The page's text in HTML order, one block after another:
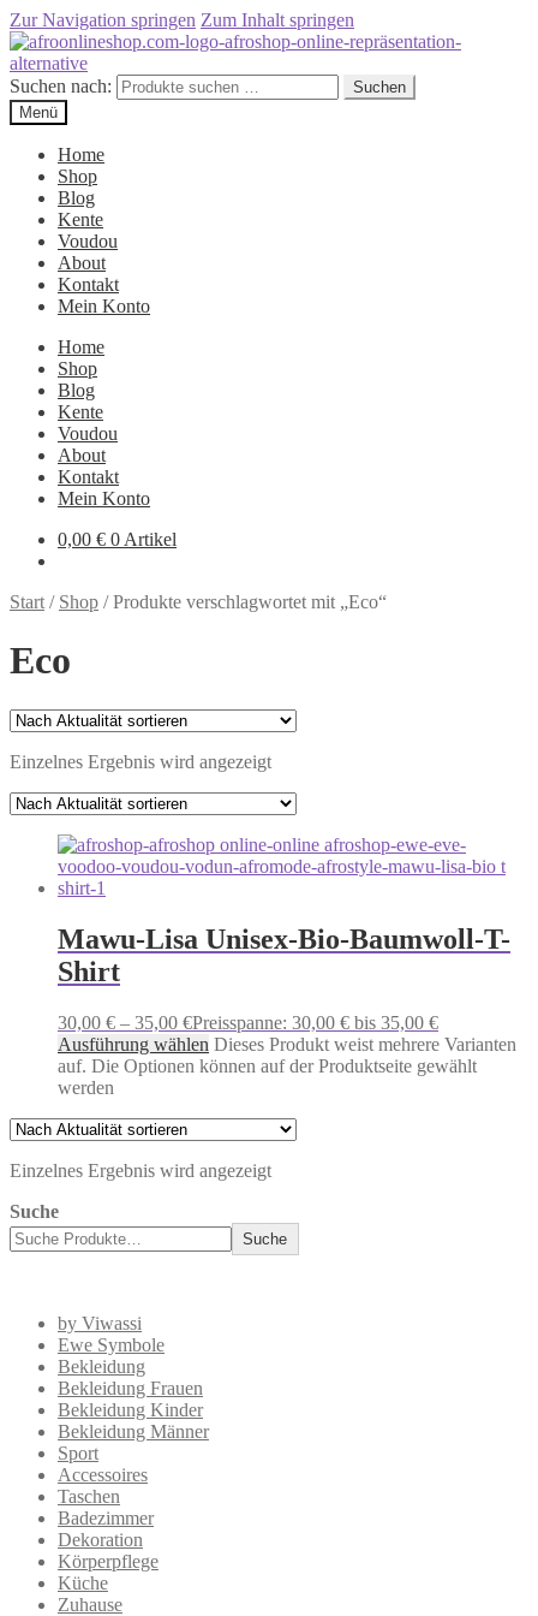
Zur Navigation springen Zum Inhalt springen
Suchen nach:
Suchen
Menü
Home
Shop
Blog
Kente
Voudou
About
Kontakt
Mein Konto
Home
Shop
Blog
Kente
Voudou
About
Kontakt
Mein Konto
0,00 € 0 Artikel
Start / Shop /Produkte verschlagwortet mit „Eco“
Eco
Einzelnes Ergebnis wird angezeigt
Mawu-Lisa Unisex-Bio-Baumwoll-T-
Shirt
30,00 € – 35,00 €Preisspanne: 30,00 € bis 35,00 €
Ausführung wählen Dieses Produkt weist mehrere Varianten
auf. Die Optionen können auf der Produktseite gewählt
werden
Einzelnes Ergebnis wird angezeigt
Suche
Suche
by Viwassi
Ewe Symbole
Bekleidung
Bekleidung Frauen
Bekleidung Kinder
Bekleidung Männer
Sport
Accessoires
Taschen
Badezimmer
Dekoration
Körperpflege
Küche
Zuhause